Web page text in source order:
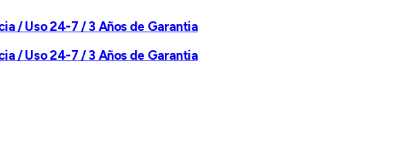
/ Uso 24-7 / 3 Años de Garantia
/ Uso 24-7 / 3 Años de Garantia